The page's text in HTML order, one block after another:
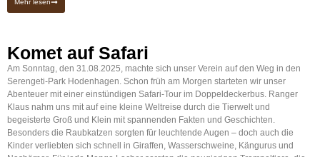
Mehr lesen
Komet auf Safari
Am Sonntag, den 31.08.2025, machte sich unser Verein auf den Weg in den
Serengeti-Park Hodenhagen. Schon früh am Morgen starteten wir unser
Abenteuer mit einer einstündigen Safari-Tour im Doppeldeckerbus. Ranger
Klaus nahm uns mit auf eine kleine Weltreise durch die Tierwelt und
begeisterte Groß und Klein mit spannenden Fakten und Geschichten.
Besonders die Raubkatzen sorgten für leuchtende Augen – doch auch die
Kinder verliebten sich schnell in Giraffen, Wasserschweine, Kängurus und